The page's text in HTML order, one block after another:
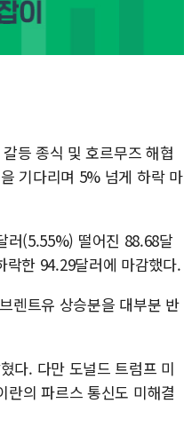
등 종식 및 호르무즈 해협
기다리며 5% 넘게 하락 마
러(5.55%) 떨어진 88.68달
한 94.29달러에 마감했다.
렌트유 상승분을 대부분 반
다. 다만 도널드 트럼프 미
의 파르스 통신도 미해결